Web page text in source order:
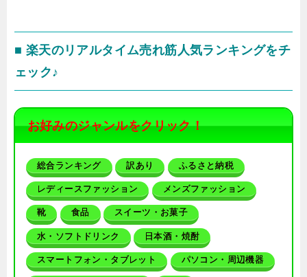
■ 楽天のリアルタイム売れ筋人気ランキングをチ
ェック♪
お好みのジャンルをクリック！
総合ランキング 訳あり ふるさと納税
レディースファッション メンズファッション
靴 食品 スイーツ・お菓子
水・ソフトドリンク 日本酒・焼酎
スマートフォン・タブレット パソコン・周辺機器